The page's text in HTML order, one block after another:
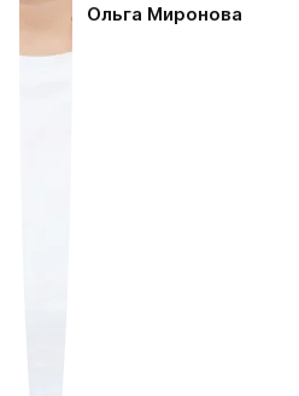
Ольга Миронова